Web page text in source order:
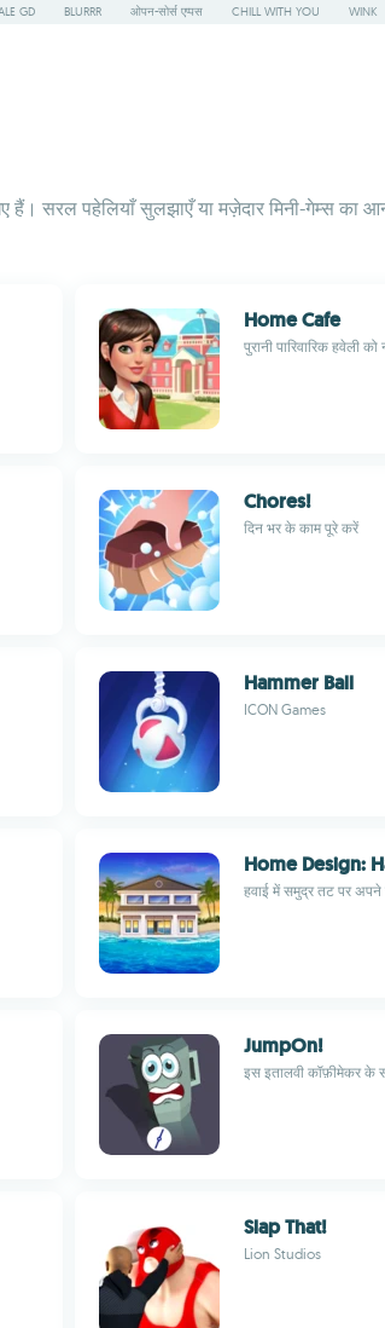
GD BLURRR ओपन-सोर्स एप्पस CHILL WITH YOU WINK
सरल पहेलियाँ सुलझाएँ या मज़ेदार मिनी-गेम्स
Home Cafe
पुरानी पारिवारिक हवेली
Chores!
दिन भर के काम पूरे करें
Hammer Ball
ICON Games
Home Design:
हवाई में समुद्र तट पर अपने
JumpOn!
इस इतालवी कॉफ़ीमेकर के
Slap That!
Lion Studios